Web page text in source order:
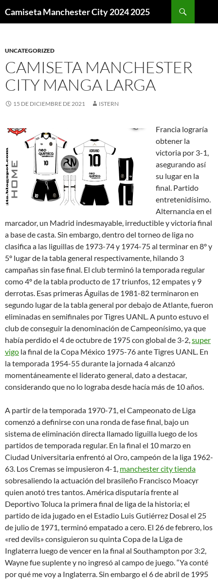
Camiseta Manchester City 2024 2025
UNCATEGORIZED
CAMISETA MANCHESTER
CITY MANGA LARGA
15 DE DICIEMBRE DE 2021 ISTERN
Francia lograría
obtener la
victoria por 3-1,
asegurando así
su lugar en la
final. Partido
entretenidísimo.
Alternancia en el
marcador, un Madrid indesmayable, irreductible y victoria final
a base de casta. Sin embargo, dentro del torneo de liga no
clasifica a las liguillas de 1973-74 y 1974-75 al terminar en 8º y
5º lugar de la tabla general respectivamente, hilando 3
campañas sin fase final. El club terminó la temporada regular
como 4º de la tabla producto de 17 triunfos, 12 empates y 9
derrotas. Esas primeras Águilas de 1981-82 terminaron en
segundo lugar de la tabla general por debajo de Atlante, fueron
eliminadas en semifinales por Tigres UANL. A punto estuvo el
club de conseguir la denominación de Campeonísimo, ya que
había perdido el 4 de octubre de 1975 con global de 3-2,super
vigo la final de la Copa México 1975-76 ante Tigres UANL. En
la temporada 1954-55 durante la jornada 4 alcanzó
momentáneamente el liderato general, dato a destacar,
considerando que no lo lograba desde hacía más de 10 años.
A partir de la temporada 1970-71, el Campeonato de Liga
comenzó a definirse con una ronda de fase final, bajo un
sistema de eliminación directa llamado liguilla luego de los
partidos de temporada regular. En la final el 10 marzo en
Ciudad Universitaria enfrentó al Oro, campeón de la liga 1962-
63. Los Cremas se impusieron 4-1, manchester city tienda
sobresaliendo la actuación del brasileño Francisco Moacyr
quien anotó tres tantos. América disputaría frente al
Deportivo Toluca la primera final de liga de la historia; el
partido de ida jugado en el Estadio Luis Gutiérrez Dosal el 25
de julio de 1971, terminó empatado a cero. El 26 de febrero, los
«red devils» consiguieron su quinta Copa de la Liga de
Inglaterra luego de vencer en la final al Southampton por 3:2,
Wayne fue suplente y no ingresó al campo de juego. “Ya conté
por qué me voy a Inglaterra. Sin embargo el 6 de abril de 1995